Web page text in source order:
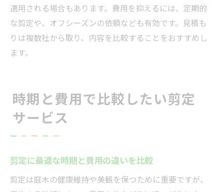
適用される場合もあります。費用を抑えるには、定期的
な剪定や、オフシーズンの依頼なども有効です。見積も
りは複数社から取り、内容を比較することをおすすめし
ます。
時期と費用で比較したい剪定
サービス
剪定に最適な時期と費用の違いを比較
剪定は庭木の健康維持や美観を保つために重要ですが、